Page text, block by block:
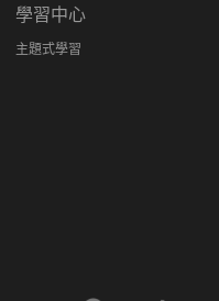
學習中心
主題式學習